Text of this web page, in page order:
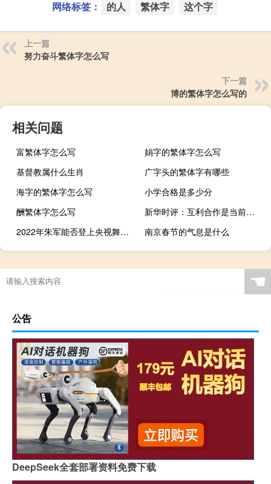
网络标签： 的人 繁体字 这个字
上一篇
努力奋斗繁体字怎么写
下一篇
博的繁体字怎么写的
相关问题
富繁体字怎么写
娟字的繁体字怎么写
基督教属什么生肖
广字头的繁体字有哪些
海字的繁体字怎么写
小学合格是多少分
酬繁体字怎么写
新华时评：互利合作是当前中欧最正确的选择
2022年朱军能否登上央视舞台 香港回归晚会2022
南京春节的气息是什么
☚
公告
DeepSeek全套部署资料免费下载